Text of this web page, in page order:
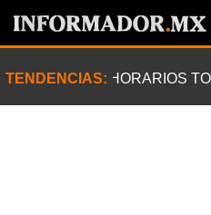
TENDENCIAS: HORARIOS